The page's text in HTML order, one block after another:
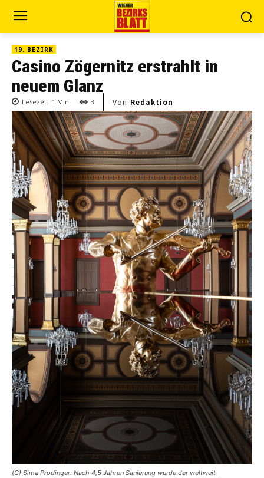
19. BEZIRK
Casino Zögernitz erstrahlt in
neuem Glanz
Lesezeit: 1 Min. 3 Von Redaktion
(C) Sima Prodinger: Nach 4,5 Jahren Sanierung wurde der weltweit